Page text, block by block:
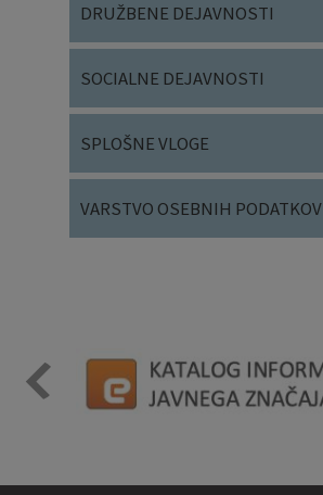
DRUŽBENE DEJAVNOSTI
SOCIALNE DEJAVNOSTI
SPLOŠNE VLOGE
VARSTVO OSEBNIH PODATKOV